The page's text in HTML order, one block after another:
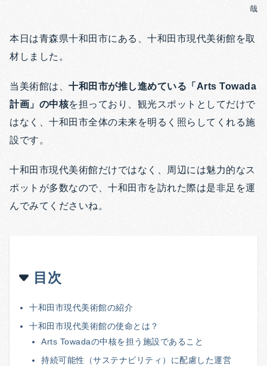
哉
本日は青森県十和田市にある、十和田市現代美術館を取
材しました。
当美術館は、 十和田市が推し進めている「Arts Towada
計画」の中核を担っており、観光スポットとしてだけで
はなく、十和田市全体の未来を明るく照らしてくれる施
設です。
十和田市現代美術館だけではなく、周辺には魅力的なス
ポットが多数なので、十和田市を訪れた際は是非足を運
んでみてくださいね。
目次
十和田市現代美術館の紹介
十和田市現代美術館の使命とは？
Arts Towadaの中核を担う施設であること
持続可能性（サステナビリティ）に配慮した運営